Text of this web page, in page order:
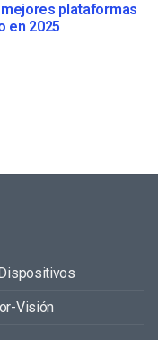
plataformas
en 2025
Visión